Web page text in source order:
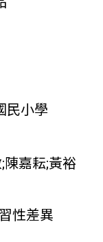
民小學
陳嘉耘;黃裕
性差異